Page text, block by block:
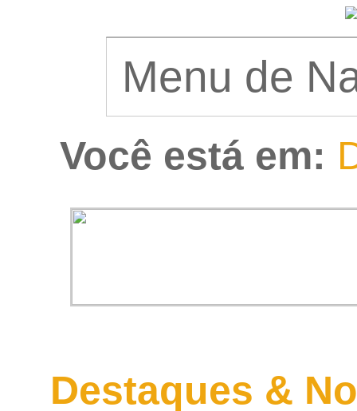
Você está em:
Destaques &